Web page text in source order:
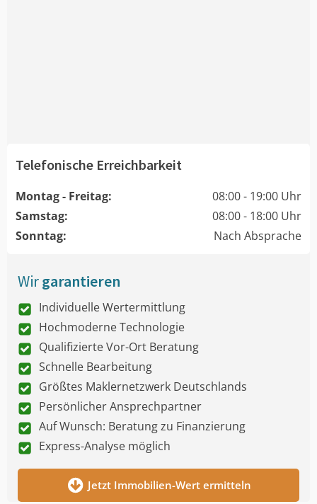
Telefonische Erreichbarkeit
Montag - Freitag:
08:00 - 19:00 Uhr
Samstag:
08:00 - 18:00 Uhr
Sonntag:
Nach Absprache
Wirgarantieren
Individuelle Wertermittlung
Hochmoderne Technologie
Qualifizierte Vor-Ort Beratung
Schnelle Bearbeitung
Größtes Maklernetzwerk Deutschlands
Persönlicher Ansprechpartner
Auf Wunsch: Beratung zu Finanzierung
Express-Analyse möglich
Jetzt Immobilien-Wert ermitteln